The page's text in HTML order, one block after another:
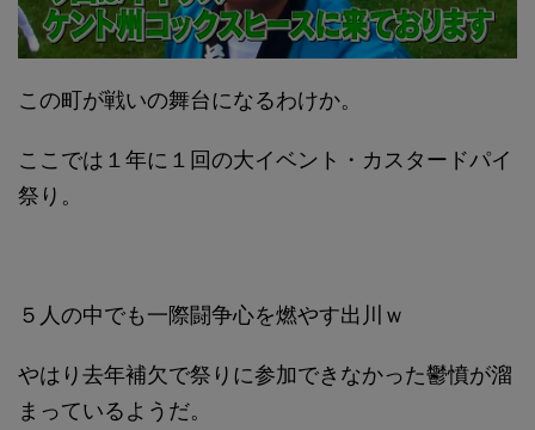
この町が戦いの舞台になるわけか。
ここでは１年に１回の大イベント・カスタードパイ
祭り。
５人の中でも一際闘争心を燃やす出川ｗ
やはり去年補欠で祭りに参加できなかった鬱憤が溜
まっているようだ。